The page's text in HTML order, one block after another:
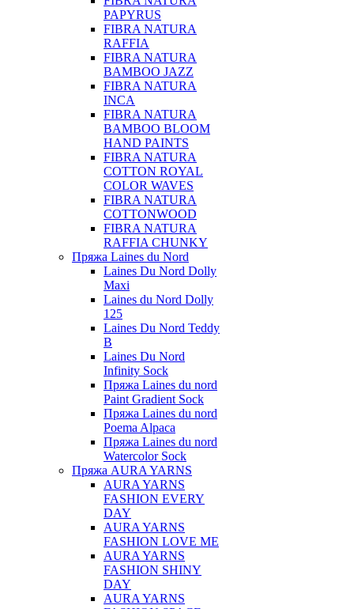
PAPYRUS
FIBRA NATURA
RAFFIA
FIBRA NATURA
BAMBOO JAZZ
FIBRA NATURA
INCA
FIBRA NATURA
BAMBOO BLOOM
HAND PAINTS
FIBRA NATURA
COTTON ROYAL
COLOR WAVES
FIBRA NATURA
COTTONWOOD
FIBRA NATURA
RAFFIA CHUNKY
Пряжа Laines du Nord
Laines Du Nord Dolly
Maxi
Laines du Nord Dolly
125
Laines Du Nord Teddy
B
Laines Du Nord
Infinity Sock
Пряжа Laines du nord
Paint Gradient Sock
Пряжа Laines du nord
Poema Alpaca
Пряжа Laines du nord
Watercolor Sock
Пряжа AURA YARNS
AURA YARNS
FASHION EVERY
DAY
AURA YARNS
FASHION LOVE ME
AURA YARNS
FASHION SHINY
DAY
AURA YARNS